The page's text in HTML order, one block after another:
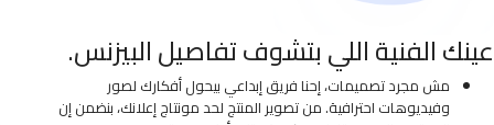
عينك الفنية اللي بتشوف تفاصيل البيزنس.
مش مجرد تصميمات، إحنا فريق إبداعي بيحول أفكارك لصور
وفيديوهات احترافية. من تصوير المنتج لحد مونتاج إعلانك، بنضمن إن